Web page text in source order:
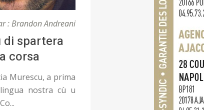
: Brandon Andreani
di spartera
corsa
Murescu, a prima
nostra cù u